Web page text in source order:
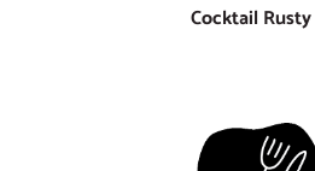
Cocktail